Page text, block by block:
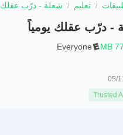
تعليم شعلة - درّب عقلك
- درّب عقلك يومياً
Everyone
05/
Trusted